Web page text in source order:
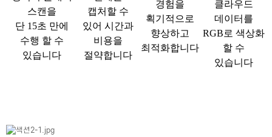
스캔을
단 15초 만에
수행 할 수
있습니다
캡처할 수
있어 시간과
비용을
절약합니다
경험을
획기적으로
향상하고
최적화합니다
클라우드
데이터를
RGB로 색상화
할 수
있습니다